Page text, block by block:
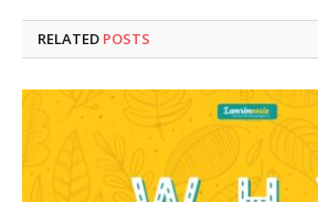
RELATED POSTS